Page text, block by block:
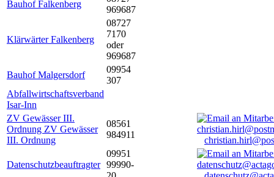
Bauhof Falkenberg
969687
Klärwärter Falkenberg
08727
7170
oder
969687
Bauhof Malgersdorf
09954
307
Abfallwirtschaftsverband
Isar-Inn
ZV Gewässer III.
Ordnung ZV Gewässer
III. Ordnung
08561
984911
Datenschutzbeauftragter
09951
99990-